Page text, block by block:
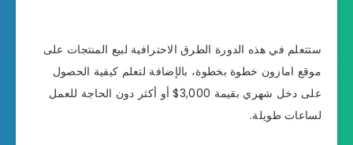
ستتعلم في هذه الدورة الطرق الاحترافية لبيع المنتجات على
موقع امازون خطوة بخطوة، بالإضافة لتعلم كيفية الحصول
على دخل شهري بقيمة 3,000$ أو أكثر دون الحاجة للعمل
لساعات طويلة.